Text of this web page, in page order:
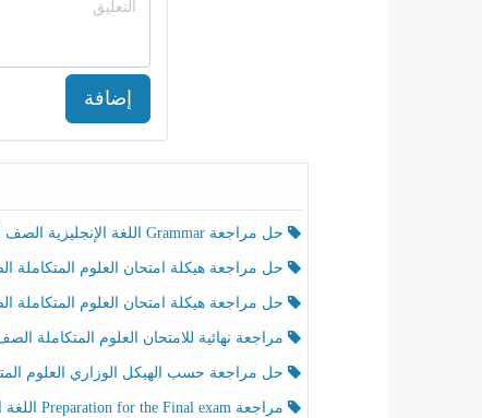
إضافة
حل مراجعة Grammar اللغة الإنجليزية الصف الخامس الفصل الثالث
حل مراجعة هيكلة امتحان العلوم المتكاملة الصف الخامس انسبير الفصل
حل مراجعة هيكلة امتحان العلوم المتكاملة الصف الخامس عام الفصل
مراجعة نهائية للامتحان العلوم المتكاملة الصف الخامس انسبير الفصل
حل مراجعة حسب الهيكل الوزاري العلوم المتكاملة الصف الخامس عام الفصل
مراجعة Preparation for the Final exam اللغة الإنجليزية الصف الرابع الفصل الثالث